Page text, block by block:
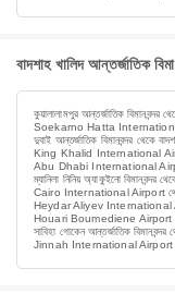
বাদশাহ খালিদ আন্তর্জাতিক
কুয়ালালামপুর আন্তর্জাতিক বিমানবন্দর
Soekarno Hatta International
দুবাই আন্তর্জাতিক বিমানবন্দর থেকে
King Khalid International Airport
Abu Dhabi International Airport
ম্যানিলা নিনিয় অ্যাকুইনো বিমানবন্দর
Cairo International Airport থেকে
Heydar Aliyev International
Houari Boumediene Airport থেকে
সাবিহা গোকেন আন্তর্জাতিক বিমানবন্দর
Jinnah International Airport থেকে